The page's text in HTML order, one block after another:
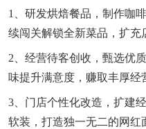
1、研发烘焙餐品，制作咖
续闯关解锁全新菜品，扩充
2、经营待客创收，甄选优
味提升满意度，赚取丰厚经
3、门店个性化改造，扩建
软装，打造独一无二的网红